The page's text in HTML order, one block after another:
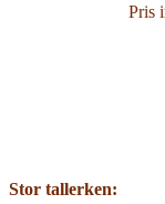
Pris
Stor tallerken: